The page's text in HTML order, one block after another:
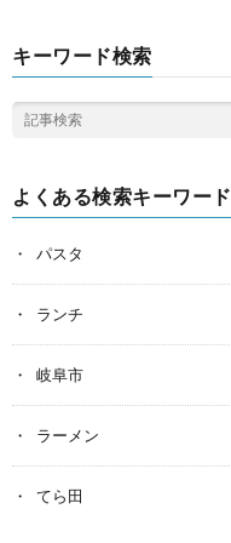
キーワード検索
よくある検索キーワード
パスタ
ランチ
岐阜市
ラーメン
てら田